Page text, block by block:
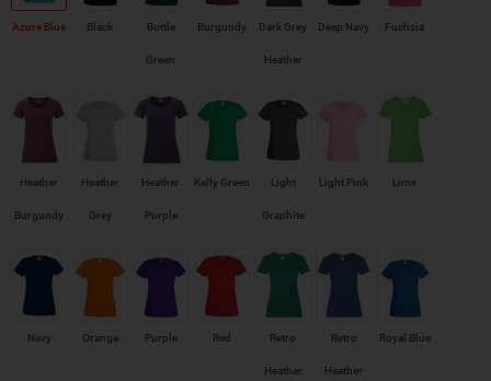
Azure Blue Black Bottle
Green
Burgundy Dark Grey
Heather
Deep Navy Fuchsia
Heather
Burgundy
Heather
Grey
Heather
Purple
Kelly Green Light
Graphite
Light Pink Lime
Navy Orange Purple Red Retro
Heather
Retro
Heather
Royal Blue